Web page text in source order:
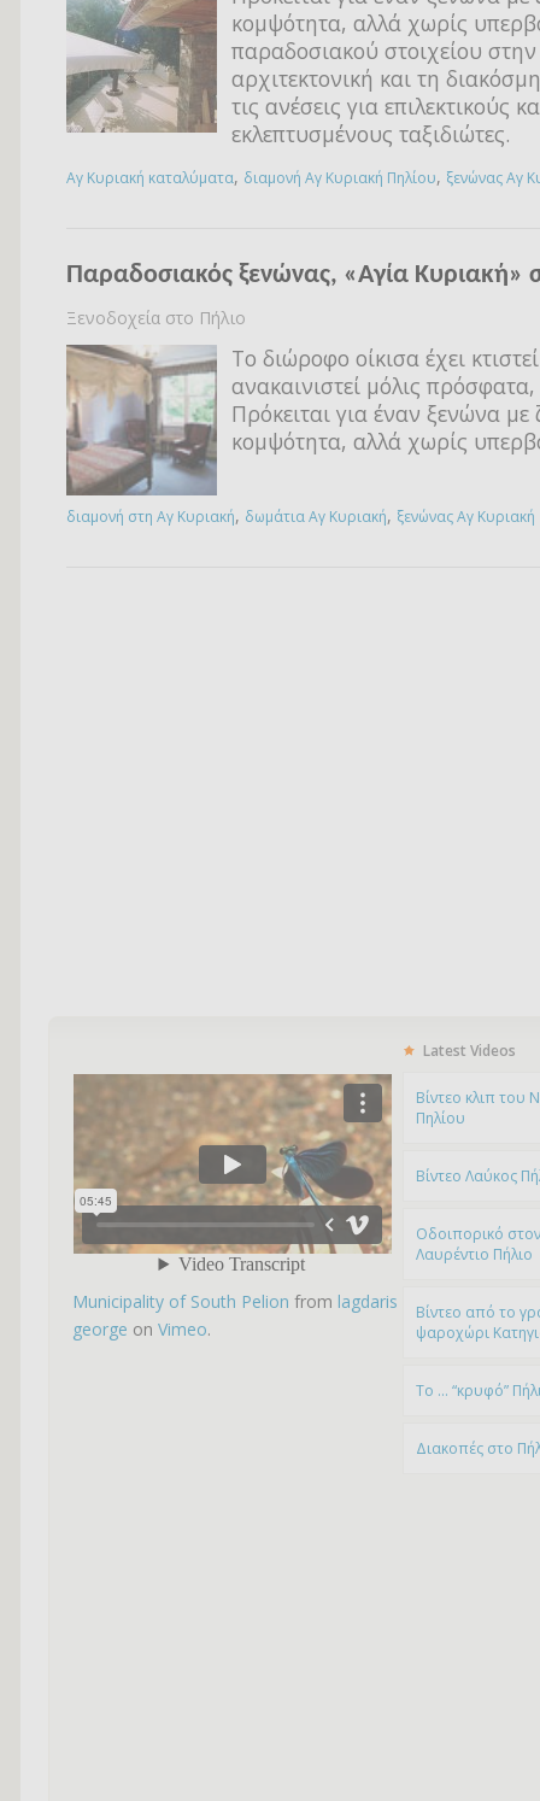
κομψότητα, αλλά χωρίς
παραδοσιακού στοιχείου στην
αρχιτεκτονική και τη
τις ανέσεις για επιλεκτικούς
εκλεπτυσμένους ταξιδιώτες.
Αγ Κυριακή καταλύματα, διαμονή Αγ Κυριακή Πηλίου, ξενώνας Αγ
Παραδοσιακός ξενώνας, «Αγία Κυριακή»
Ξενοδοχεία στο Πήλιο
Το διώροφο οίκισα έχει
ανακαινιστεί μόλις
Πρόκειται για έναν ξενώνα με
κομψότητα, αλλά χωρίς
διαμονή στη Αγ Κυριακή, δωμάτια Αγ Κυριακή, ξενώνας Αγ Κυριακή
Municipality of South Pelion from lagdaris
george on Vimeo.
Latest Videos
Bίντεο κλιπ του
Πηλίου
Βίντεο Λαύκος
Οδοιπορικό
Λαυρέντιο Πήλιο
Βίντεο από το
ψαροχώρι
To … “κρυφό”
Διακοπές στο